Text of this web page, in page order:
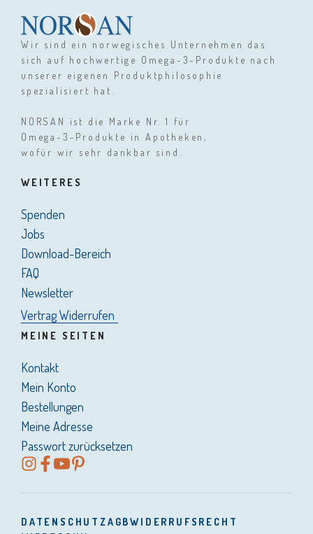
Wir sind ein norwegisches Unternehmen das
sich auf hochwertige Omega-3-Produkte nach
unserer eigenen Produktphilosophie
spezialisiert hat.
NORSAN ist die Marke Nr. 1 für
Omega-3-Produkte in Apotheken,
wofür wir sehr dankbar sind.
WEITERES
Spenden
Jobs
Download-Bereich
FAQ
Newsletter
Vertrag Widerrufen
MEINE SEITEN
Kontakt
Mein Konto
Bestellungen
Meine Adresse
Passwort zurücksetzen
DATENSCHUTZAGBWIDERRUFSRECHT